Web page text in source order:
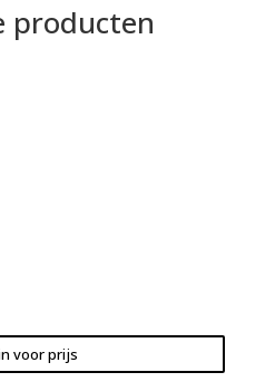
producten
voor prijs